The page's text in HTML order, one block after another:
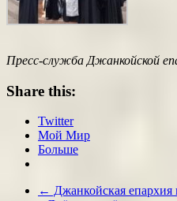
Пресс-служба Джанкойской
Share this:
Twitter
Мой Мир
Больше
← Джанкойская